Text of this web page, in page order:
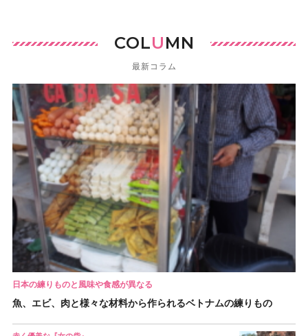
COLUMN
最新コラム
日本の練りものと風味や食感が異なる
魚、エビ、肉と様々な材料から作られるベトナムの練りもの